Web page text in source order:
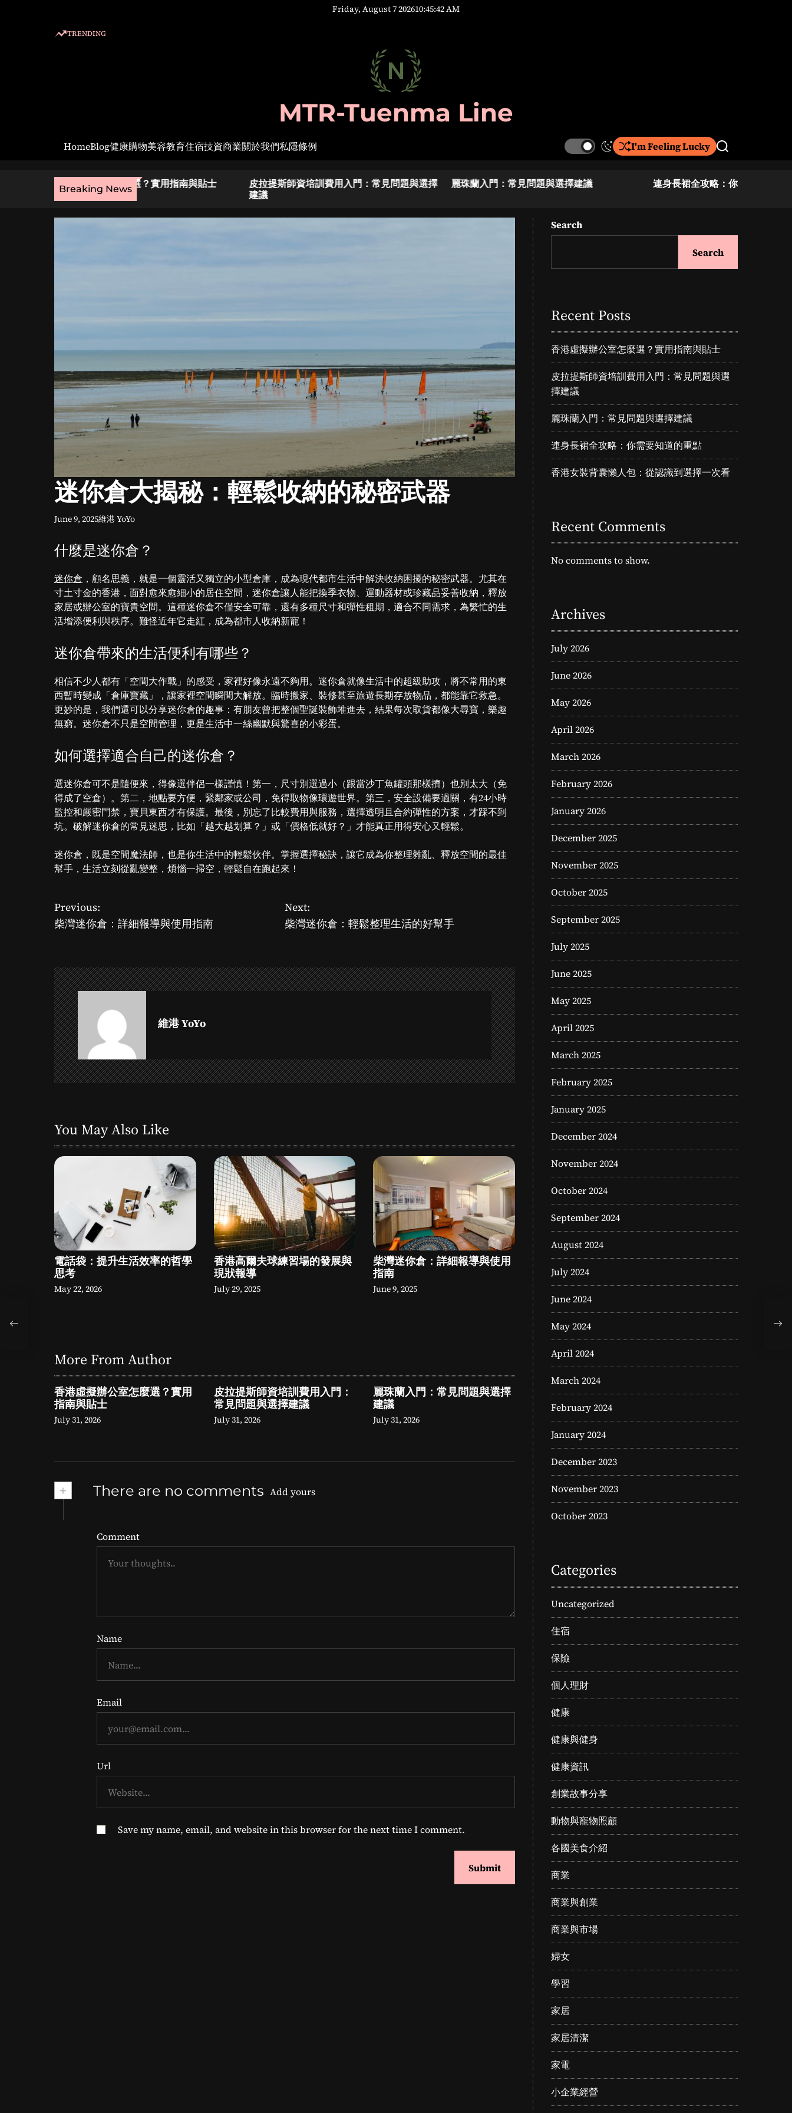
Friday, August 7 202610:45:43AM
TRENDING
MTR-Tuenma Line
HomeBlog健康購物美容教育住宿技資商業關於我們私隱條例
S
t
o
r
e
I'm Feeling Lucky
S
r
Breaking News
麼選？實用指南與貼士
皮拉提斯師資培訓費用入門：常見問題與選擇
麗珠蘭入門：常見問題與選擇建議 連身長裙全攻略：你需要知道的重點
迷你倉大揭秘：輕鬆收納的秘密武器
June 9, 2025維港 YoYo
什麼是迷你倉？
迷你倉 ，顧名思義，就是一個靈活又獨立的小型倉庫，成為現代都市生活中解決收納困擾的秘密武器。尤其在
寸土寸金的香港，面對愈來愈細小的居住空間，迷你倉讓人能把換季衣物、運動器材或珍藏品妥善收納，釋放
家居或辦公室的寶貴空間。這種迷你倉不僅安全可靠，還有多種尺寸和彈性租期，適合不同需求，為繁忙的生
活增添便利與秩序。難怪近年它走紅，成為都市人收納新寵！
迷你倉帶來的生活便利有哪些？
相信不少人都有「空間大作戰」的感受，家裡好像永遠不夠用。迷你倉就像生活中的超級助攻，將不常用的東
西暫時變成「倉庫寶藏」，讓家裡空間瞬間大解放。臨時搬家、裝修甚至旅遊長期存放物品，都能靠它救急。
更妙的是，我們還可以分享迷你倉的趣事：有朋友曾把整個聖誕裝飾堆進去，結果每次取貨都像大尋寶，樂趣
無窮。迷你倉不只是空間管理，更是生活中一絲幽默與驚喜的小彩蛋。
如何選擇適合自己的迷你倉？
選迷你倉可不是隨便來，得像選伴侶一樣謹慎！第一，尺寸別選過小（跟當沙丁魚罐頭那樣擠）也別太大（免
得成了空倉）。第二，地點要方便，緊鄰家或公司，免得取物像環遊世界。第三，安全設備要過關，有24小時
監控和嚴密門禁，寶貝東西才有保護。最後，別忘了比較費用與服務，選擇透明且合約彈性的方案，才踩不到
坑。破解迷你倉的常見迷思，比如「越大越划算？」或「價格低就好？」才能真正用得安心又輕鬆。
迷你倉，既是空間魔法師，也是你生活中的輕鬆伙伴。掌握選擇秘訣，讓它成為你整理雜亂、釋放空間的最佳
幫手，生活立刻從亂變整，煩惱一掃空，輕鬆自在跑起來！
P
t
n
a
v
i
a
t
o
n
Previous:
柴灣迷你倉：詳細報導與使用指南
Next:
柴灣迷你倉：輕鬆整理生活的好幫手
維港 YoYo
You May Also Like
電話袋：提升生活效率的哲學
思考
May 22, 2026
香港高爾夫球練習場的發展與
現狀報導
July 29, 2025
柴灣迷你倉：詳細報導與使用
指南
June 9, 2025
More From Author
香港虛擬辦公室怎麼選？實用
指南與貼士
July 31, 2026
皮拉提斯師資培訓費用入門：
常見問題與選擇建議
July 31, 2026
麗珠蘭入門：常見問題與選擇
建議
July 31, 2026
+ There are no comments Add yours
Comment
Name
Email
Url
Save my name, email, and website in this browser for the next time I comment.
Search
Search
Recent Posts
香港虛擬辦公室怎麼選？實用指南與貼士
皮拉提斯師資培訓費用入門：常見問題與選
擇建議
麗珠蘭入門：常見問題與選擇建議
連身長裙全攻略：你需要知道的重點
香港女裝背囊懶人包：從認識到選擇一次看
Recent Comments
No comments to show.
Archives
July 2026
June 2026
May 2026
April 2026
March 2026
February 2026
January 2026
December 2025
November 2025
October 2025
September 2025
July 2025
June 2025
May 2025
April 2025
March 2025
February 2025
January 2025
December 2024
November 2024
October 2024
September 2024
August 2024
July 2024
June 2024
May 2024
April 2024
March 2024
February 2024
January 2024
December 2023
November 2023
October 2023
Categories
Uncategorized
住宿
保險
個人理財
健康
健康與健身
健康資訊
創業故事分享
動物與寵物照顧
各國美食介紹
商業
商業與創業
商業與市場
婦女
學習
家居
家居清潔
家電
小企業經營
手